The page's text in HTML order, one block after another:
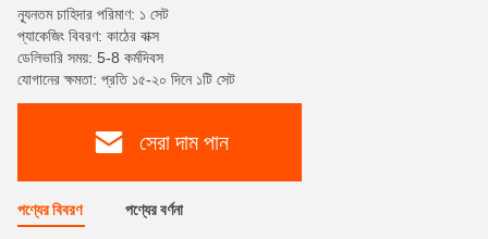
ন্যূনতম চাহিদার পরিমাণ: ১ সেট
প্যাকেজিং বিবরণ: কাঠের বাক্স
ডেলিভারি সময়: 5-8 কর্মদিবস
যোগানের ক্ষমতা: প্রতি ১৫-২০ দিনে ১টি সেট
সেরা দাম পান
পণ্যের বিবরণ পণ্যের বর্ণনা